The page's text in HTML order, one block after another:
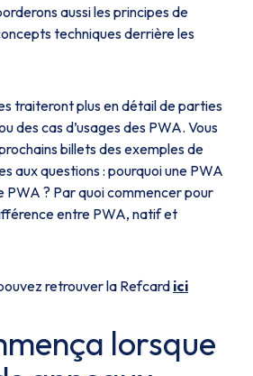
aussi les principes de
techniques derrière les
traiteront plus en détail de parties
des cas d’usages des PWA. Vous
billets des exemples de
aux questions : pourquoi une PWA
PWA ? Par quoi commencer pour
entre PWA, natif et
retrouver la Refcard ici
lorsque